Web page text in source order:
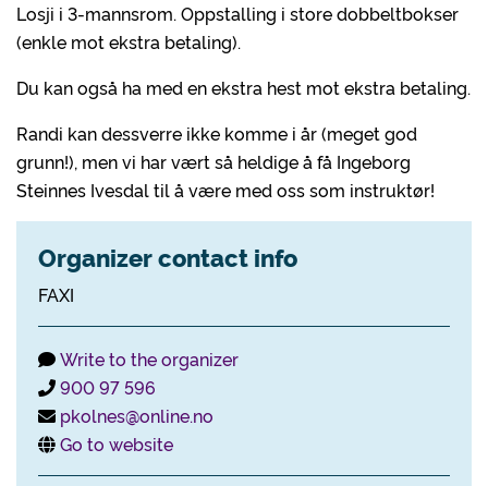
Losji i 3-mannsrom. Oppstalling i store dobbeltbokser
(enkle mot ekstra betaling).
Du kan også ha med en ekstra hest mot ekstra betaling.
Randi kan dessverre ikke komme i år (meget god
grunn!), men vi har vært så heldige å få Ingeborg
Steinnes Ivesdal til å være med oss som instruktør!
Organizer contact info
FAXI
Write to the organizer
900 97 596
pkolnes@online.no
Go to website